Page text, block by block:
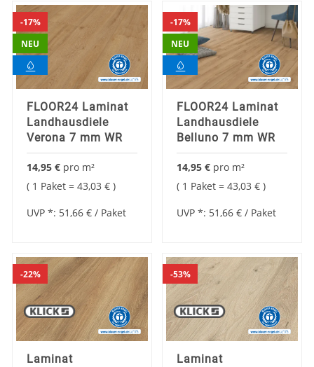
17%
NEU
FLOOR24 Laminat
Landhausdiele
Verona 7 mm WR
14,95 € pro m²
1 Paket = 43,03 €
UVP *: 51,66 € / Paket
17%
NEU
FLOOR24 Laminat
Landhausdiele
Belluno 7 mm WR
14,95 € pro m²
1 Paket = 43,03 €
UVP *: 51,66 € / Paket
22%
Laminat
53%
Laminat